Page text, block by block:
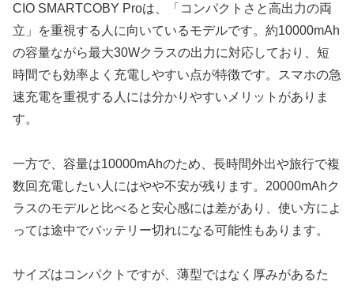
CIO SMARTCOBY Proは、「コンパクトさと高出力の両
立」を重視する人に向いているモデルです。約10000mAh
の容量ながら最大30Wクラスの出力に対応しており、短
時間でも効率よく充電しやすい点が特徴です。スマホの急
速充電を重視する人には分かりやすいメリットがありま
す。
一方で、容量は10000mAhのため、長時間外出や旅行で複
数回充電したい人にはやや不安が残ります。20000mAhク
ラスのモデルと比べると安心感には差があり、使い方によ
っては途中でバッテリー切れになる可能性もあります。
サイズはコンパクトですが、薄型ではなく厚みがあるた